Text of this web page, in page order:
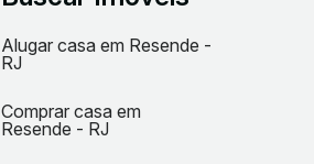
Alugar casa em Resende -
RJ
Comprar casa em
Resende - RJ